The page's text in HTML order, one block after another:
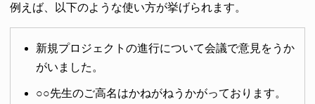
例えば、以下のような使い方が挙げられます。
新規プロジェクトの進行について会議で意見をうか
がいました。
○○先生のご高名はかねがねうかがっております。